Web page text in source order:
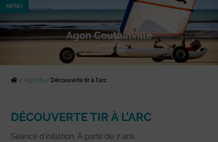
MENU
/Agenda / Découverte tir à l’arc
DÉCOUVERTE TIR À L’ARC
Séance d’initiation. À partir de 7 ans.